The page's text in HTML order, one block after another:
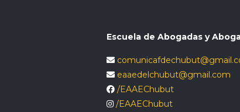
Escuela de Abogadas y
eaaedelchubut@gmail.com
/EAAEChubut
/EAAEChubut